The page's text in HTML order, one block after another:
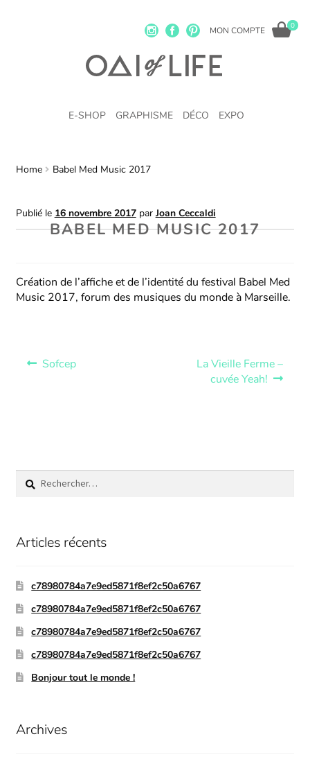
MON COMPTE 0
E-SHOP GRAPHISME DÉCO EXPO
Home Babel Med Music 2017
Publié le 16 novembre 2017 parJoan Ceccaldi
BABEL MED MUSIC 2017
Création de l’affiche et de l’identité du festival Babel Med
Music 2017, forum des musiques du monde à Marseille.
Sofcep
La Vieille Ferme –
cuvée Yeah!
Articles récents
c78980784a7e9ed5871f8ef2c50a6767
c78980784a7e9ed5871f8ef2c50a6767
c78980784a7e9ed5871f8ef2c50a6767
c78980784a7e9ed5871f8ef2c50a6767
Bonjour tout le monde !
Archives